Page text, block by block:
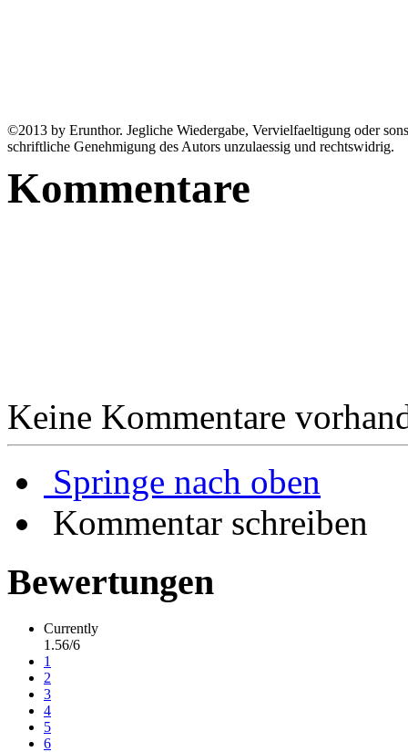
©2013 by Erunthor. Jegliche Wiedergabe, Vervielfaeltigung oder
schriftliche Genehmigung des Autors unzulaessig und rechtswidrig.
Kommentare
Keine Kommentare
Springe nach oben
Kommentar schreiben
Bewertungen
Currently
1.56/6
1
2
3
4
5
6